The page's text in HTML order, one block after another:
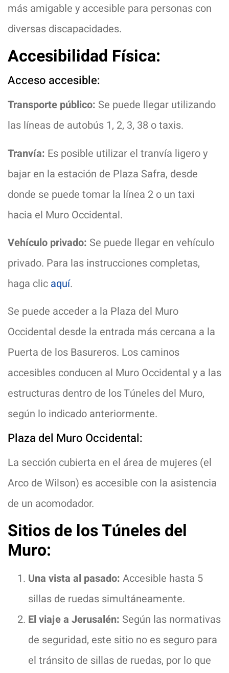
más amigable y accesible para personas con
diversas discapacidades.
Accesibilidad Física:
Acceso accesible:
Transporte público: Se puede llegar utilizando
las líneas de autobús 1, 2, 3, 38 o taxis.
Tranvía: Es posible utilizar el tranvía ligero y
bajar en la estación de Plaza Safra, desde
donde se puede tomar la línea 2 o un taxi
hacia el Muro Occidental.
Vehículo privado: Se puede llegar en vehículo
privado. Para las instrucciones completas,
haga clic aquí.
Se puede acceder a la Plaza del Muro
Occidental desde la entrada más cercana a la
Puerta de los Basureros. Los caminos
accesibles conducen al Muro Occidental y a las
estructuras dentro de los Túneles del Muro,
según lo indicado anteriormente.
Plaza del Muro Occidental:
La sección cubierta en el área de mujeres (el
Arco de Wilson) es accesible con la asistencia
de un acomodador.
Sitios de los Túneles del
Muro:
Una vista al pasado: Accesible hasta 5
sillas de ruedas simultáneamente.
El viaje a Jerusalén: Según las normativas
de seguridad, este sitio no es seguro para
el tránsito de sillas de ruedas, por lo que